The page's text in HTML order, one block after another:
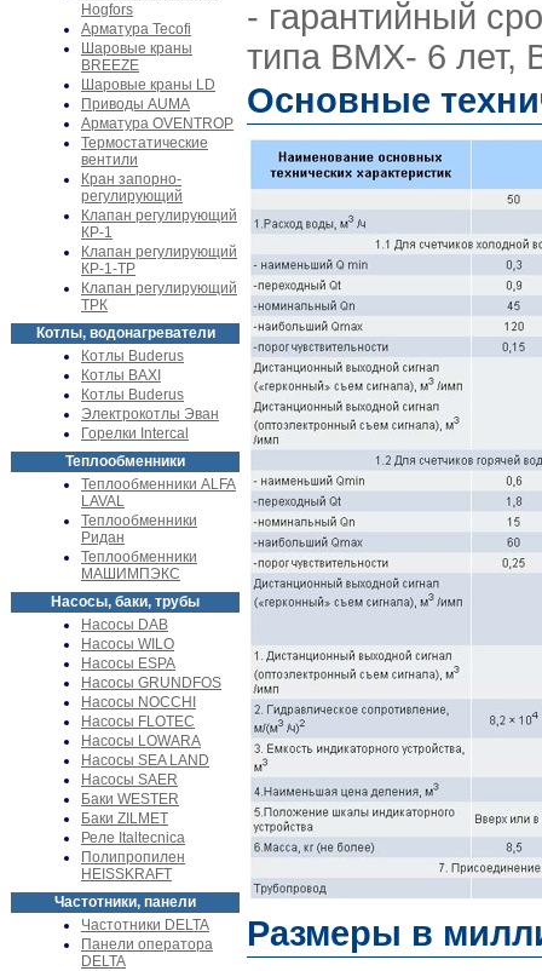
Hogfors
Арматура Tecofi
Шаровые краны
BREEZE
Шаровые краны LD
Приводы AUMA
Арматура OVENTROP
Термостатические
вентили
Кран запорно-
регулирующий
Клапан регулирующий
КР-1
Клапан регулирующий
КР-1-ТР
Клапан регулирующий
ТРК
Котлы, водонагреватели
Котлы Buderus
Котлы BAXI
Котлы Buderus
Электрокотлы Эван
Горелки Intercal
Теплообменники
Теплообменники ALFA
LAVAL
Теплообменники
Ридан
Теплообменники
МАШИМПЭКС
Насосы, баки, трубы
Насосы DAB
Насосы WILO
Насосы ESPA
Насосы GRUNDFOS
Насосы NOCCHI
Насосы FLOTEC
Насосы LOWARA
Насосы SEA LAND
Насосы SAER
Баки WESTER
Баки ZILMET
Реле Italtecnica
Полипропилен
HEISSKRAFT
Частотники, панели
Частотники DELTA
Панели оператора
DELTA
- гарантийный
типа ВМХ- 6 лет,
Основные
Размеры в